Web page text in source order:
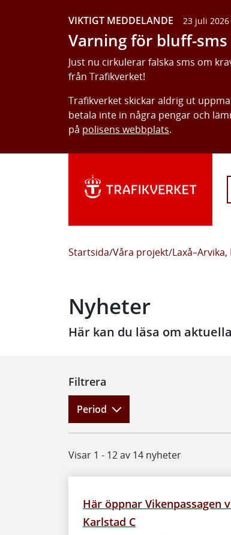
VIKTIGT MEDDELANDE 23 juli
Varning för bluff-sms
Just nu cirkulerar falska sms om
från Trafikverket!
Trafikverket skickar aldrig ut
betala inte in några pengar och
på polisens webbplats.
Startsida/Våra projekt/
Nyheter
Här kan du läsa om
Filtrera
Period
Visar 1 - 12 av 14 nyheter
Här öppnar Vikenpassagen
Karlstad C